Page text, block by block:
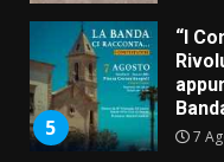
5
“I
7